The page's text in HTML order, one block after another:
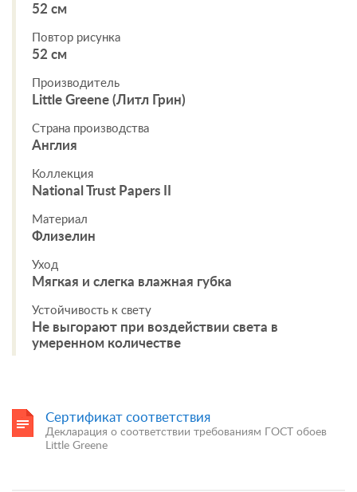
52 см
Повтор рисунка
52 см
Производитель
Little Greene (Литл Грин)
Страна производства
Англия
Коллекция
National Trust Papers II
Материал
Флизелин
Уход
Мягкая и слегка влажная губка
Устойчивость к свету
Не выгорают при воздействии света в
умеренном количестве
Сертификат соответствия
Декларация о соответствии требованиям ГОСТ обоев
Little Greene